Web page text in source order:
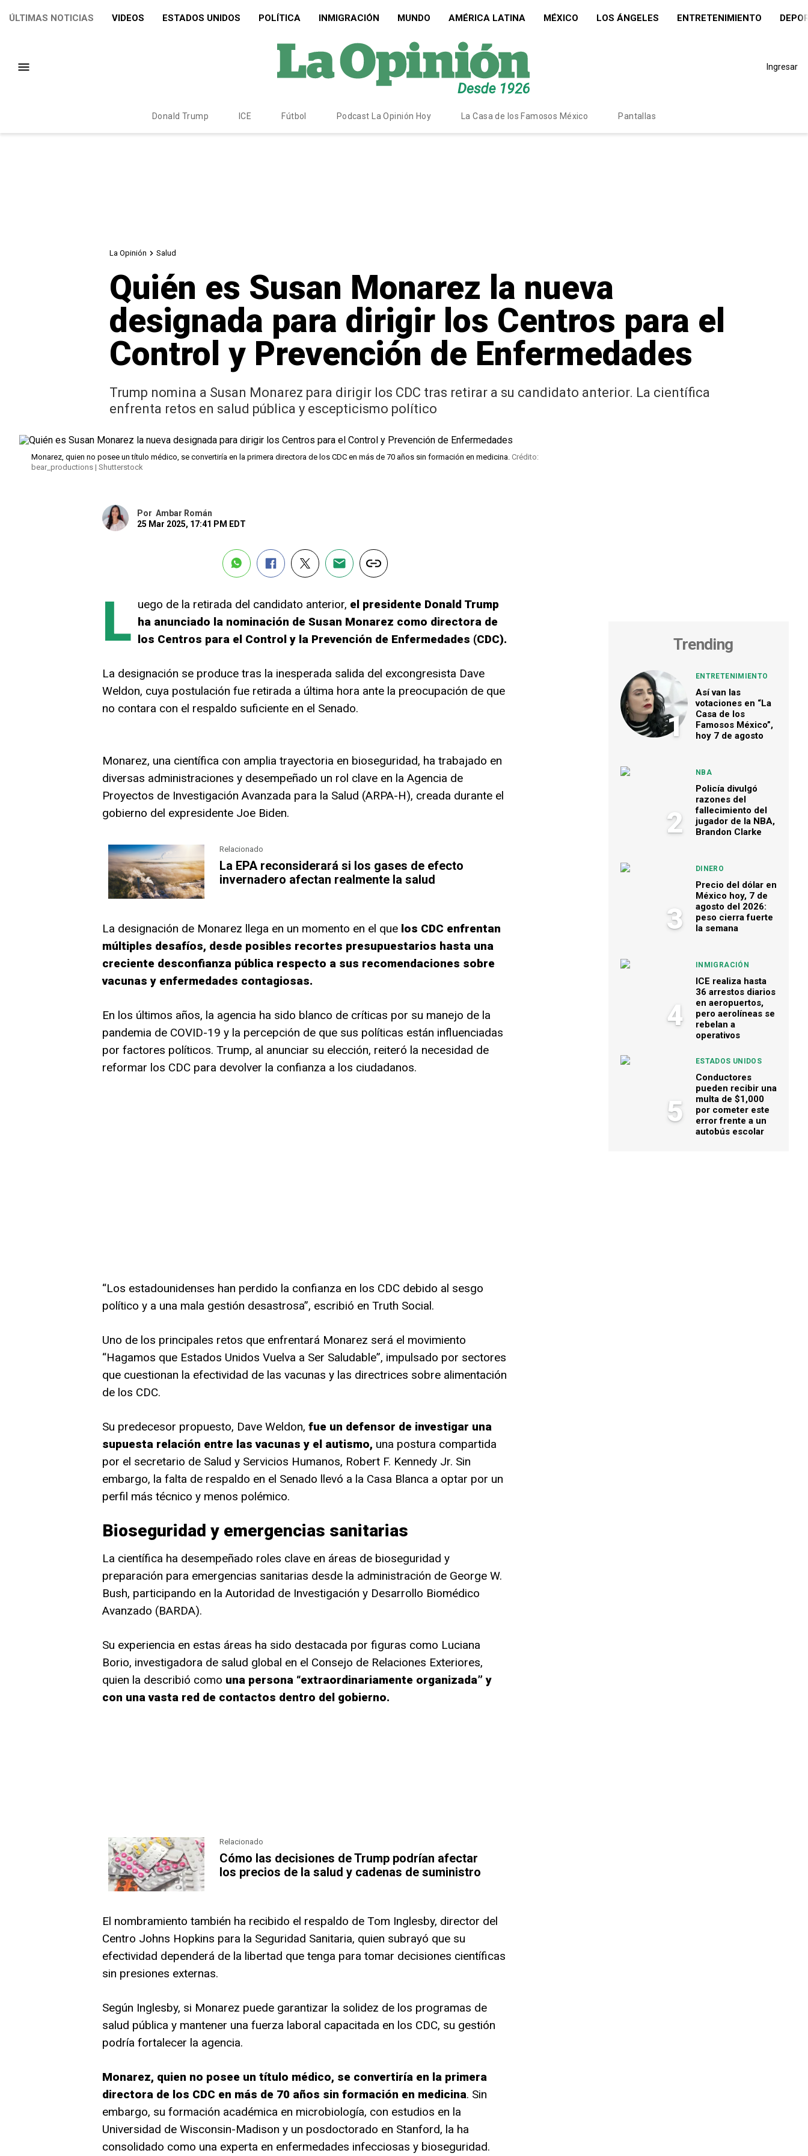
ÚLTIMAS NOTICIAS VIDEOS ESTADOS UNIDOS POLÍTICA INMIGRACIÓN MUNDO AMÉRICA LATINA MÉXICO LOS ÁNGELES ENTRETENIMIENTO
Ingresar
Donald Trump ICE Fútbol Podcast La Opinión Hoy La Casa de los Famosos México Pantallas
La Opinión Salud
Quién es Susan Monarez la nueva
designada para dirigir los Centros para el
Control y Prevención de Enfermedades
Trump nomina a Susan Monarez para dirigir los CDC tras retirar a su candidato anterior. La científica
enfrenta retos en salud pública y escepticismo político
Monarez, quien no posee un título médico, se convertiría en la primera directora de los CDC en más de 70 años sin formación en medicina. Crédito:
bear_productions | Shutterstock
Por Ambar Román
25 Mar 2025, 17:41 PM EDT
L uego de la retirada del candidato anterior, el presidente Donald Trump
ha anunciado la nominación de Susan Monarez como directora de
los Centros para el Control y la Prevención de Enfermedades (CDC).
La designación se produce tras la inesperada salida del excongresista Dave
Weldon, cuya postulación fue retirada a última hora ante la preocupación de que
no contara con el respaldo suficiente en el Senado.
Monarez, una científica con amplia trayectoria en bioseguridad, ha trabajado en
diversas administraciones y desempeñado un rol clave en la Agencia de
Proyectos de Investigación Avanzada para la Salud (ARPA-H), creada durante el
gobierno del expresidente Joe Biden.
Relacionado
La EPA reconsiderará si los gases de efecto
invernadero afectan realmente la salud
La designación de Monarez llega en un momento en el que los CDC enfrentan
múltiples desafíos, desde posibles recortes presupuestarios hasta una
creciente desconfianza pública respecto a sus recomendaciones sobre
vacunas y enfermedades contagiosas.
En los últimos años, la agencia ha sido blanco de críticas por su manejo de la
pandemia de COVID-19 y la percepción de que sus políticas están influenciadas
por factores políticos. Trump, al anunciar su elección, reiteró la necesidad de
reformar los CDC para devolver la confianza a los ciudadanos.
“Los estadounidenses han perdido la confianza en los CDC debido al sesgo
político y a una mala gestión desastrosa”, escribió en Truth Social.
Uno de los principales retos que enfrentará Monarez será el movimiento
“Hagamos que Estados Unidos Vuelva a Ser Saludable”, impulsado por sectores
que cuestionan la efectividad de las vacunas y las directrices sobre alimentación
de los CDC.
Su predecesor propuesto, Dave Weldon, fue un defensor de investigar una
supuesta relación entre las vacunas y el autismo, una postura compartida
por el secretario de Salud y Servicios Humanos, Robert F. Kennedy Jr. Sin
embargo, la falta de respaldo en el Senado llevó a la Casa Blanca a optar por un
perfil más técnico y menos polémico.
Bioseguridad y emergencias sanitarias
La científica ha desempeñado roles clave en áreas de bioseguridad y
preparación para emergencias sanitarias desde la administración de George W.
Bush, participando en la Autoridad de Investigación y Desarrollo Biomédico
Avanzado (BARDA).
Su experiencia en estas áreas ha sido destacada por figuras como Luciana
Borio, investigadora de salud global en el Consejo de Relaciones Exteriores,
quien la describió como una persona “extraordinariamente organizada” y
con una vasta red de contactos dentro del gobierno.
Relacionado
Cómo las decisiones de Trump podrían afectar
los precios de la salud y cadenas de suministro
El nombramiento también ha recibido el respaldo de Tom Inglesby, director del
Centro Johns Hopkins para la Seguridad Sanitaria, quien subrayó que su
efectividad dependerá de la libertad que tenga para tomar decisiones científicas
sin presiones externas.
Según Inglesby, si Monarez puede garantizar la solidez de los programas de
salud pública y mantener una fuerza laboral capacitada en los CDC, su gestión
podría fortalecer la agencia.
Monarez, quien no posee un título médico, se convertiría en la primera
directora de los CDC en más de 70 años sin formación en medicina. Sin
embargo, su formación académica en microbiología, con estudios en la
Universidad de Wisconsin-Madison y un posdoctorado en Stanford, la ha
consolidado como una experta en enfermedades infecciosas y bioseguridad.
Trending
1
ENTRETENIMIENTO
Así van las
votaciones en “La
Casa de los
Famosos México”,
hoy 7 de agosto
2
NBA
Policía divulgó
razones del
fallecimiento del
jugador de la NBA,
Brandon Clarke
3
DINERO
Precio del dólar en
México hoy, 7 de
agosto del 2026:
peso cierra fuerte
la semana
4
INMIGRACIÓN
ICE realiza hasta
36 arrestos diarios
en aeropuertos,
pero aerolíneas se
rebelan a
operativos
5
ESTADOS UNIDOS
Conductores
pueden recibir una
multa de $1,000
por cometer este
error frente a un
autobús escolar